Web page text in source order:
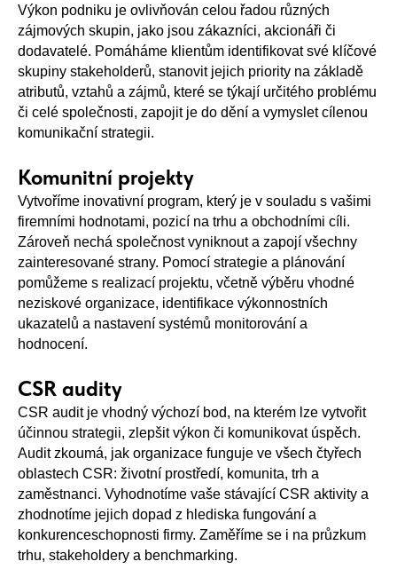
Výkon podniku je ovlivňován celou řadou různých
zájmových skupin, jako jsou zákazníci, akcionáři či
dodavatelé. Pomáháme klientům identifikovat své klíčové
skupiny stakeholderů, stanovit jejich priority na základě
atributů, vztahů a zájmů, které se týkají určitého problému
či celé společnosti, zapojit je do dění a vymyslet cílenou
komunikační strategii.
Komunitní projekty
Vytvoříme inovativní program, který je v souladu s vašimi
firemními hodnotami, pozicí na trhu a obchodními cíli.
Zároveň nechá společnost vyniknout a zapojí všechny
zainteresované strany. Pomocí strategie a plánování
pomůžeme s realizací projektu, včetně výběru vhodné
neziskové organizace, identifikace výkonnostních
ukazatelů a nastavení systémů monitorování a
hodnocení.
CSR audity
CSR audit je vhodný výchozí bod, na kterém lze vytvořit
účinnou strategii, zlepšit výkon či komunikovat úspěch.
Audit zkoumá, jak organizace funguje ve všech čtyřech
oblastech CSR: životní prostředí, komunita, trh a
zaměstnanci. Vyhodnotíme vaše stávající CSR aktivity a
zhodnotíme jejich dopad z hlediska fungování a
konkurenceschopnosti firmy. Zaměříme se i na průzkum
trhu, stakeholdery a benchmarking.